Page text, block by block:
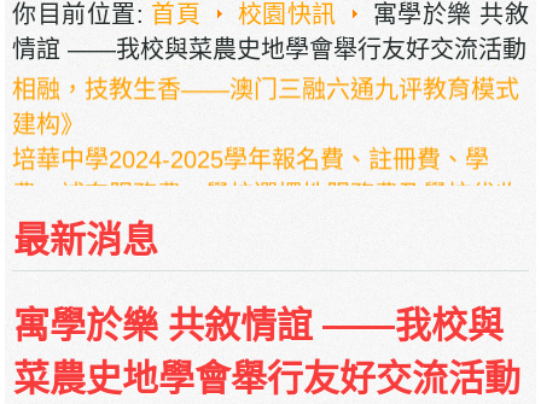
你目前位置: 首頁 校園快訊
寓學於樂 共敘
情誼 ——我校與菜農史地學會舉行友好交流活動
2026年职业教育国家教学成果奖申报——《普职
相融，技教生香——澳门三融六通九评教育模式
建构》
培華中學2024-2025學年報名費、註冊費、學
費、補充服務費、學校選擇性服務費及學校代收
項目
培華中學收費項目一覽表
最新消息
寓學於樂 共敘情誼 ——我校與
菜農史地學會舉行友好交流活動